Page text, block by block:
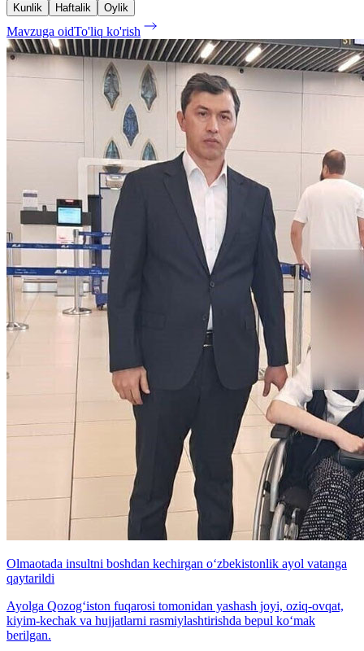
Kunlik Haftalik Oylik
Mavzuga oidTo'liq ko'rish
Olmaotada insultni boshdan kechirgan o‘zbekistonlik ayol vatanga
qaytarildi
Ayolga Qozog‘iston fuqarosi tomonidan yashash joyi, oziq-ovqat,
kiyim-kechak va hujjatlarni rasmiylashtirishda bepul ko‘mak
berilgan.